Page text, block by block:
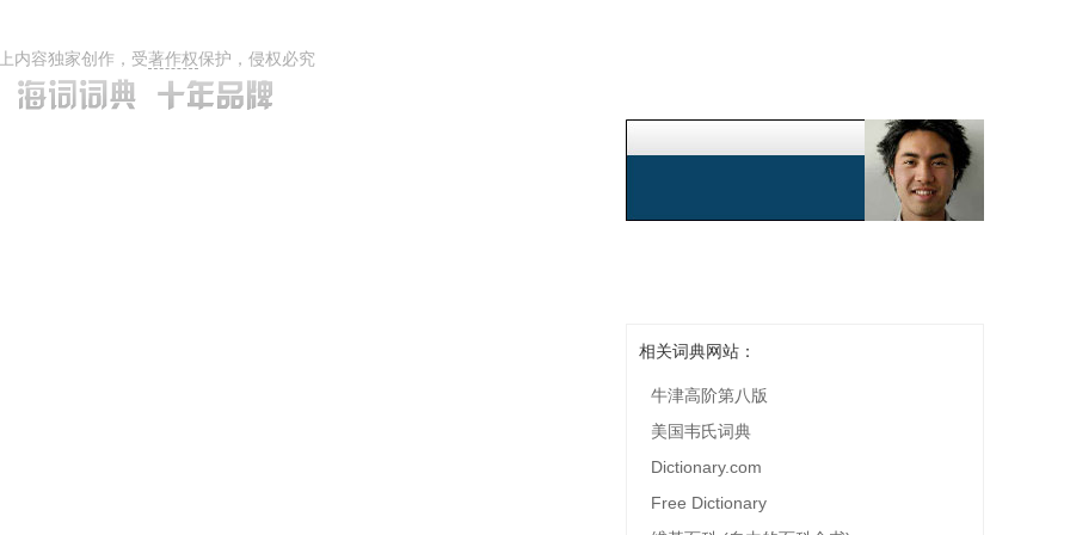
内容独家创作，受著作权保护，侵权必究
相关词典网站：
牛津高阶第八版
美国韦氏词典
Dictionary.com
Free Dictionary